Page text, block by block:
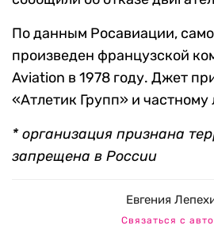
По данным Росавиации,
произведен французской
Aviation в 1978 году. Джет
«Атлетик Групп» и частному
* организация признана
запрещена в России
Евгения
Связаться с